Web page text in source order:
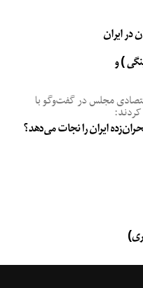
در ایران
) و
مجلس در گفت‌وگو با
کردند:
ایران را نجات می‌دهد؟